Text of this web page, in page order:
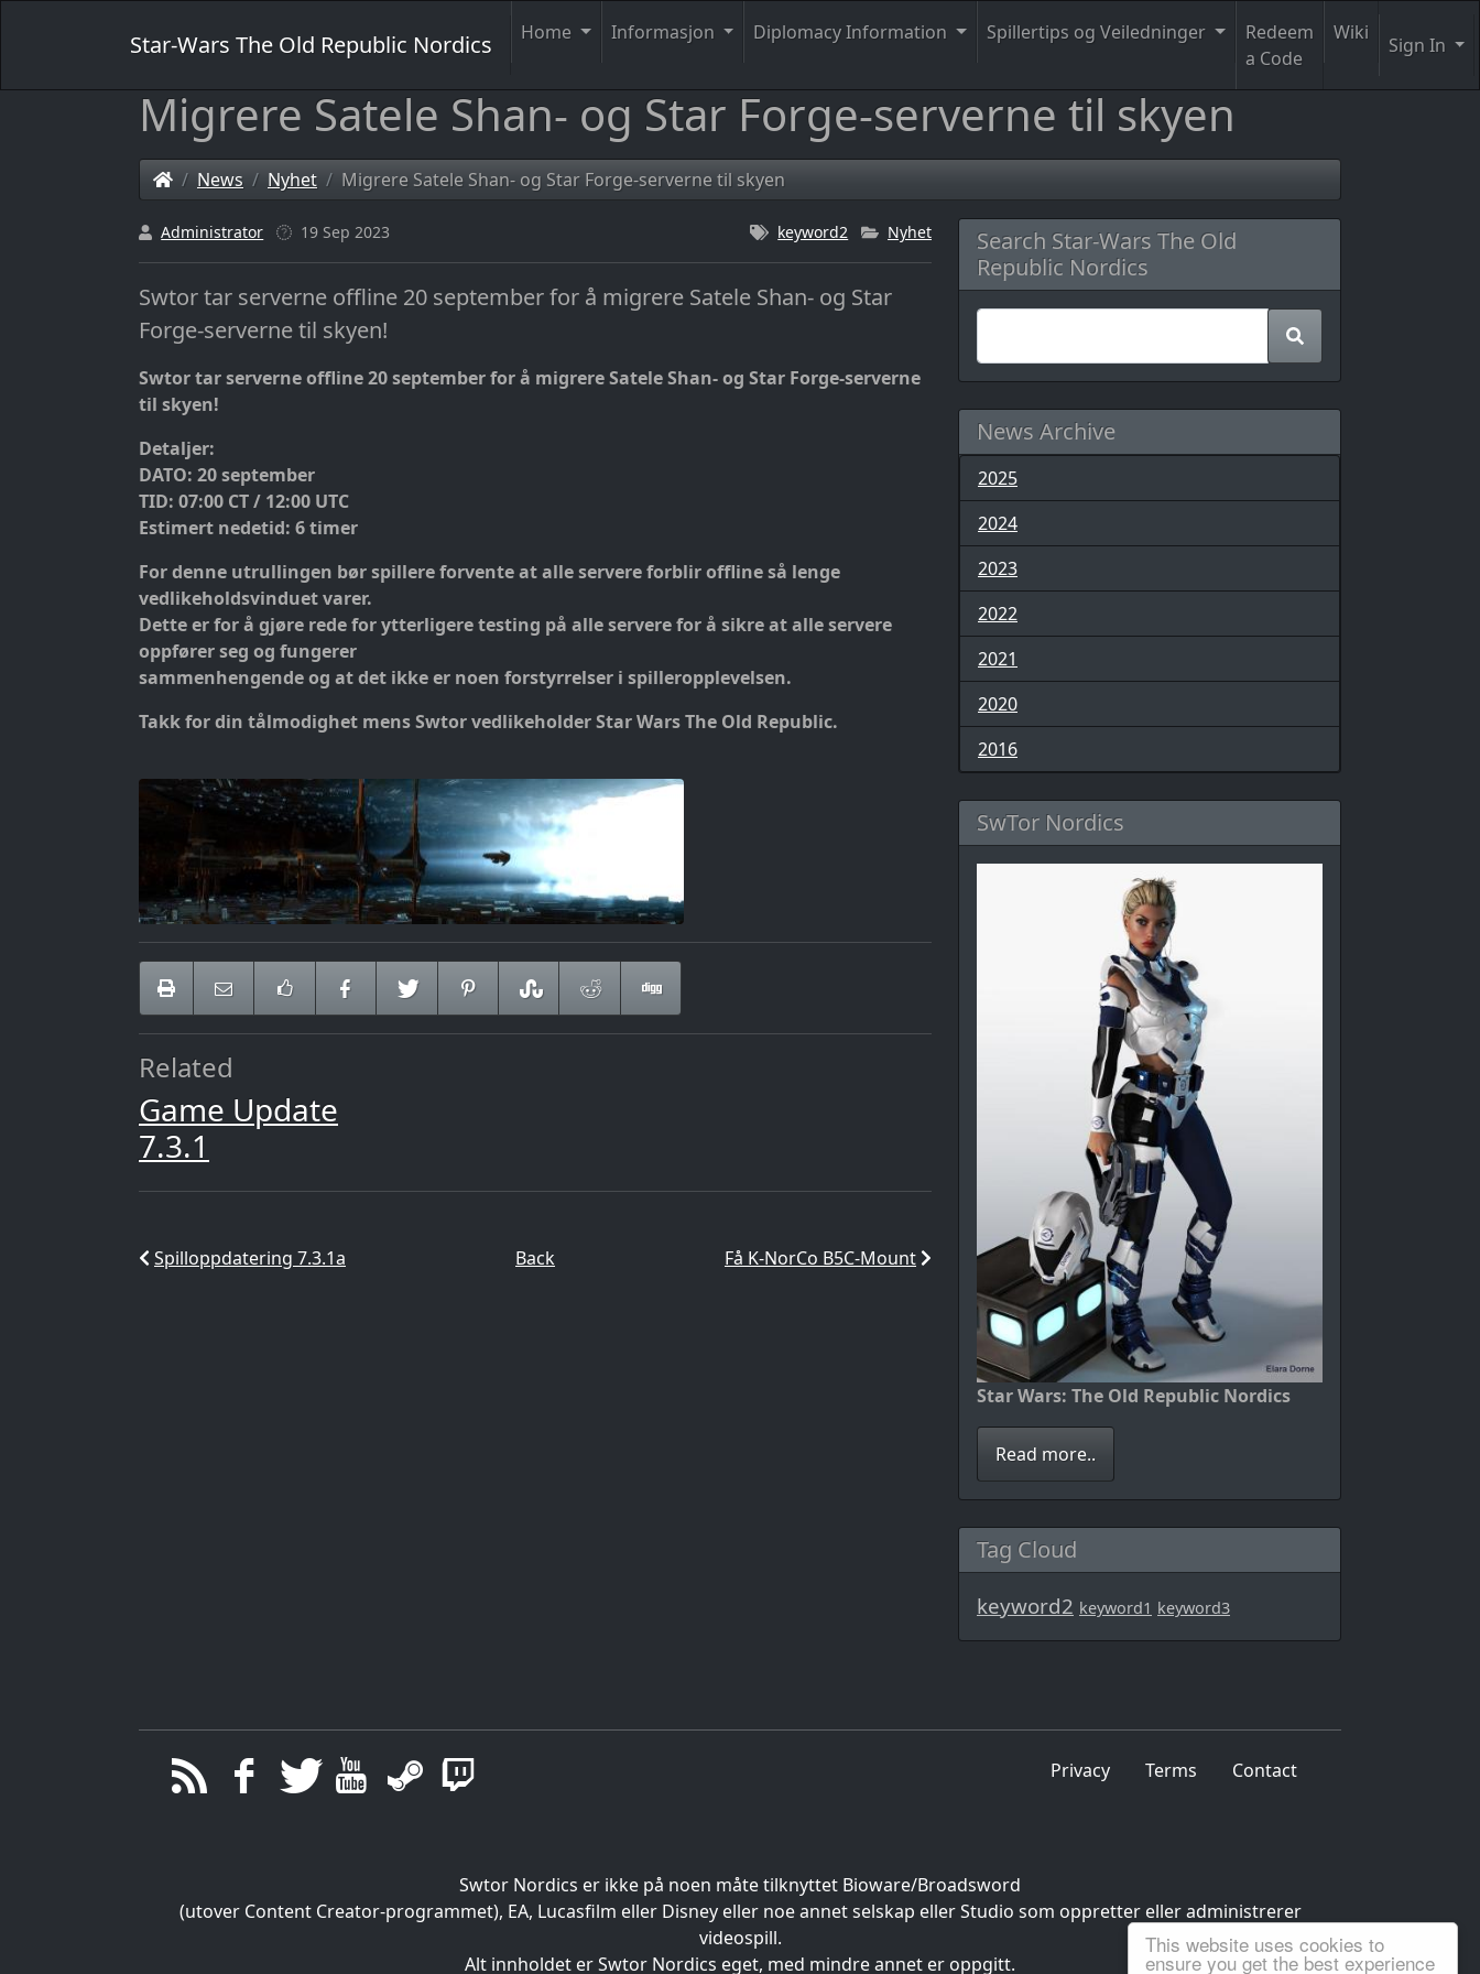
This website uses cookies to
ensure you get the best experience
Star-Wars The Old Republic Nordics Home Informasjon Diplomacy Information Spillertips og Veiledninger
Redeem
a Code
Wiki
Sign In
Migrere Satele Shan- og Star Forge-serverne til skyen
News Nyhet Migrere Satele Shan- og Star Forge-serverne til skyen
Administrator 19 Sep 2023 keyword2 Nyhet
Swtor tar serverne offline 20 september for å migrere Satele Shan- og Star
Forge-serverne til skyen!
Swtor tar serverne offline 20 september for å migrere Satele Shan- og Star Forge-serverne
til skyen!
Detaljer:
DATO: 20 september
TID: 07:00 CT / 12:00 UTC
Estimert nedetid: 6 timer
For denne utrullingen bør spillere forvente at alle servere forblir offline så lenge
vedlikeholdsvinduet varer.
Dette er for å gjøre rede for ytterligere testing på alle servere for å sikre at alle servere
oppfører seg og fungerer
sammenhengende og at det ikke er noen forstyrrelser i spilleropplevelsen.
Takk for din tålmodighet mens Swtor vedlikeholder Star Wars The Old Republic.
Related
Game Update
7.3.1
Spilloppdatering 7.3.1a Back Få K-NorCo B5C-Mount
Search Star-Wars The Old
Republic Nordics
News Archive
2025
2024
2023
2022
2021
2020
2016
SwTor Nordics
Star Wars: The Old Republic Nordics
Read more..
Tag Cloud
keyword2 keyword1 keyword3
Privacy Terms Contact
Swtor Nordics er ikke på noen måte tilknyttet Bioware/Broadsword
(utover Content Creator-programmet), EA, Lucasfilm eller Disney eller noe annet selskap eller Studio som oppretter eller administrerer
videospill.
Alt innholdet er Swtor Nordics eget, med mindre annet er oppgitt.